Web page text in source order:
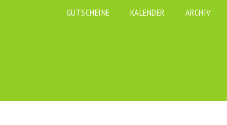
GUTSCHEINE KALENDER ARCHIV